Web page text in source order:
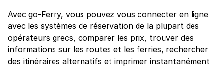
Avec go-Ferry, vous pouvez vous connecter en ligne
avec les systèmes de réservation de la plupart des
opérateurs grecs, comparer les prix, trouver des
informations sur les routes et les ferries, rechercher
des itinéraires alternatifs et imprimer instantanément